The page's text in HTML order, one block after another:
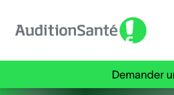
Demander